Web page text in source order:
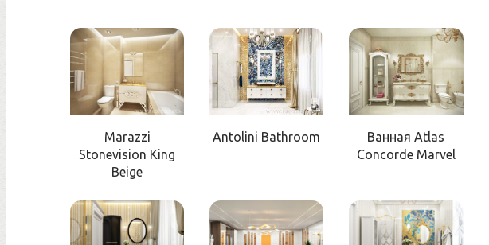
Marazzi
Stonevision King
Beige
Antolini Bathroom
Ванная Atlas
Concorde Marvel